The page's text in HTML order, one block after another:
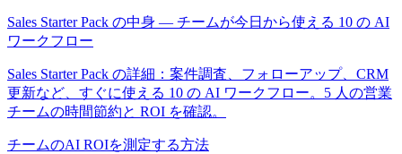
Sales Starter Pack の中身 — チームが今日から使える 10 の AI
ワークフロー
Sales Starter Pack の詳細：案件調査、フォローアップ、CRM
更新など、すぐに使える 10 の AI ワークフロー。5 人の営業
チームの時間節約と ROI を確認。
チームのAI ROIを測定する方法